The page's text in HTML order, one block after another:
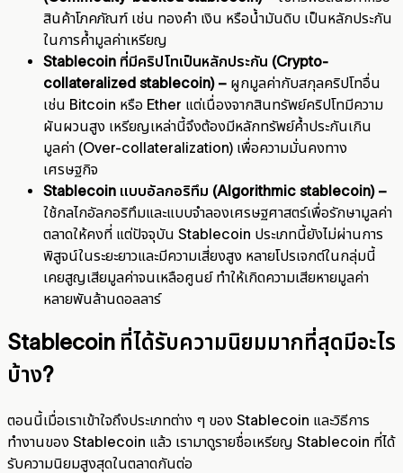
สินค้าโภคภัณฑ์ เช่น ทองคำ เงิน หรือน้ำมันดิบ เป็นหลักประกัน
ในการค้ำมูลค่าเหรียญ
Stablecoin ที่มีคริปโทเป็นหลักประกัน (Crypto-
collateralized stablecoin) – ผูกมูลค่ากับสกุลคริปโทอื่น
เช่น Bitcoin หรือ Ether แต่เนื่องจากสินทรัพย์คริปโทมีความ
ผันผวนสูง เหรียญเหล่านี้จึงต้องมีหลักทรัพย์ค้ำประกันเกิน
มูลค่า (Over-collateralization) เพื่อความมั่นคงทาง
เศรษฐกิจ
Stablecoin แบบอัลกอริทึม (Algorithmic stablecoin) –
ใช้กลไกอัลกอริทึมและแบบจำลองเศรษฐศาสตร์เพื่อรักษามูลค่า
ตลาดให้คงที่ แต่ปัจจุบัน Stablecoin ประเภทนี้ยังไม่ผ่านการ
พิสูจน์ในระยะยาวและมีความเสี่ยงสูง หลายโปรเจกต์ในกลุ่มนี้
เคยสูญเสียมูลค่าจนเหลือศูนย์ ทำให้เกิดความเสียหายมูลค่า
หลายพันล้านดอลลาร์
Stablecoin ที่ได้รับความนิยมมากที่สุดมีอะไร
บ้าง?
ตอนนี้เมื่อเราเข้าใจถึงประเภทต่าง ๆ ของ Stablecoin และวิธีการ
ทำงานของ Stablecoin แล้ว เรามาดูรายชื่อเหรียญ Stablecoin ที่ได้
รับความนิยมสูงสุดในตลาดกันต่อ